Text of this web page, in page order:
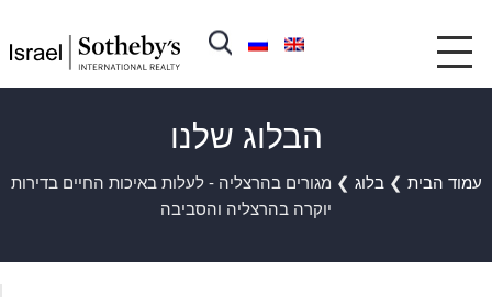
הבלוג שלנו
עמוד הבית ❯ בלוג ❯ מגורים בהרצליה - לעלות באיכות החיים בדירות
יוקרה בהרצליה והסביבה